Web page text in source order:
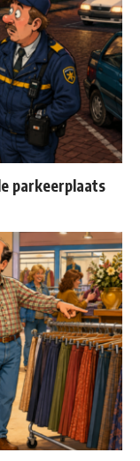
parkeerplaats